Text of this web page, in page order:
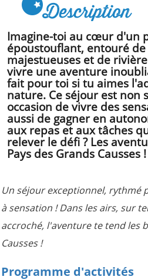
Description
Imagine-toi au cœur d'un
époustouflant, entouré de
majestueuses et de
vivre une aventure
fait pour toi si tu aimes
nature. Ce séjour est non
occasion de vivre des
aussi de gagner en
aux repas et aux tâches
relever le défi ? Les
Pays des Grands Causses !
Un séjour exceptionnel, rythmé
à sensation ! Dans les airs, sur
accroché, l'aventure te tend les
Causses !
Programme d'activités